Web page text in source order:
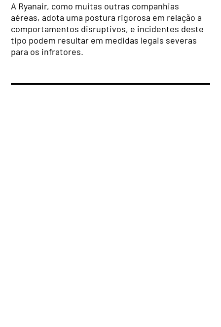
A Ryanair, como muitas outras companhias
aéreas, adota uma postura rigorosa em relação a
comportamentos disruptivos, e incidentes deste
tipo podem resultar em medidas legais severas
para os infratores.